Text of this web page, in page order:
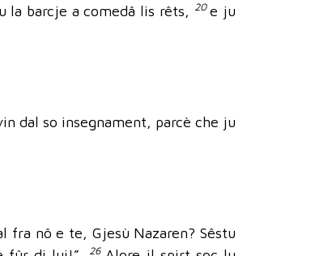
la barcje a comedâ lis rêts, 20 e ju
dal so insegnament, parcè che ju
fra nô e te, Gjesù Nazaren? Sêstu
26